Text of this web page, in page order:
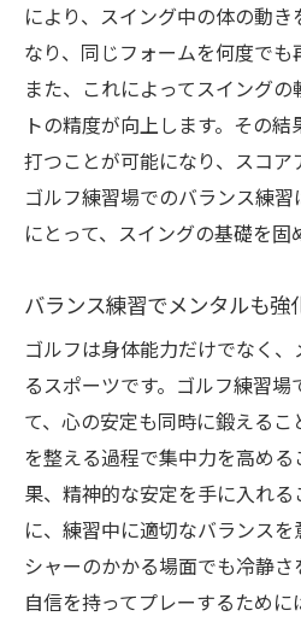
により、スイング中の体の動
なり、同じフォームを何度でも
また、これによってスイング
トの精度が向上します。その
打つことが可能になり、スコア
ゴルフ練習場でのバランス練
にとって、スイングの基礎を固
バランス練習でメンタルも強
ゴルフは身体能力だけでなく
るスポーツです。ゴルフ練習
て、心の安定も同時に鍛える
を整える過程で集中力を高め
果、精神的な安定を手に入れ
に、練習中に適切なバランス
シャーのかかる場面でも冷静さ
自信を持ってプレーするため